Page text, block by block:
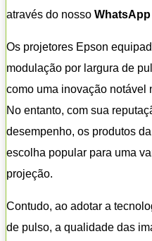
através do nosso WhatsApp
Os projetores Epson
modulação por largura de
como uma inovação notável
No entanto, com sua
desempenho, os produtos
escolha popular para uma
projeção.
Contudo, ao adotar a
de pulso, a qualidade das